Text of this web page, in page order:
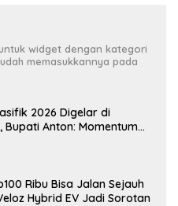
widget dengan kategori
memasukkannya pada
2026 Digelar di
Bupati Anton: Momentum
Ribu Bisa Jalan Sejauh
Hybrid EV Jadi Sorotan